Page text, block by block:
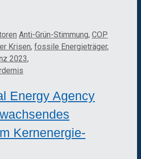
Schlagwörter
Anti-Grün-Stimmung, COP
Krisen, fossile Energieträger,
2023,
Energy Agency
Kernenergie-